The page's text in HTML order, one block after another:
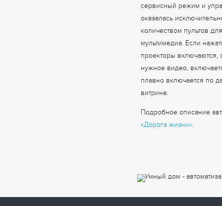
сервисный режим и
оказалась
количеством пультов
мультимедиа. Если
проекторы включаются,
нужное видео,
плавно включается по
витрине.
Подробное описание
«Дорога жизни».